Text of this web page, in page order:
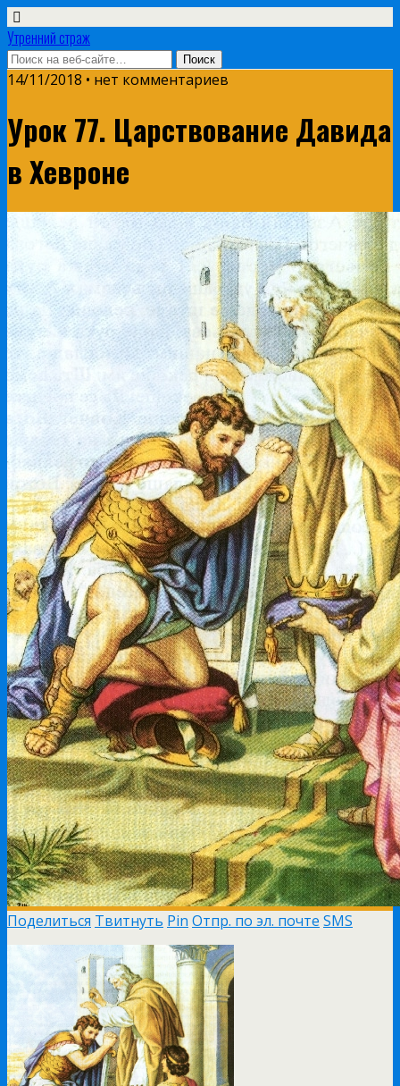
Утренний страж
14/11/2018 • нет комментариев
Урок 77. Царствование Давида
в Хевроне
Поделиться Твитнуть Pin Отпр. по эл. почте SMS